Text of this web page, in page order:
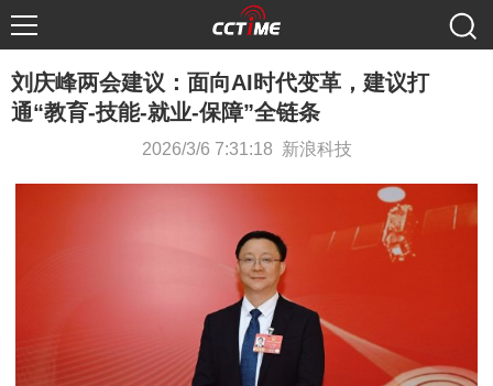
刘庆峰两会建议：面向AI时代变革，建议打
通“教育-技能-就业-保障”全链条
2026/3/6 7:31:18 新浪科技